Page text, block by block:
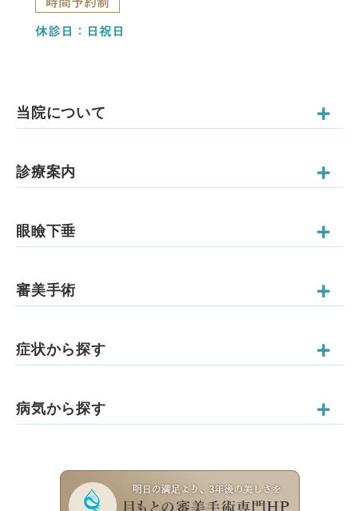
休診日：日祝日
当院について
診療案内
眼瞼下垂
審美手術
症状から探す
病気から探す